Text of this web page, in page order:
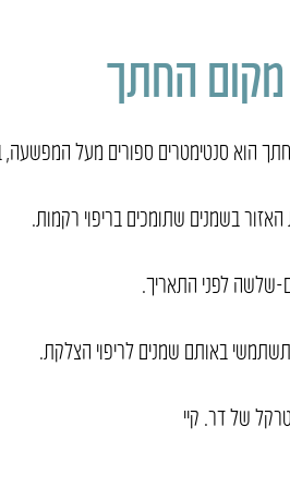
החתך
הוא סנטימטרים ספורים מעל המפשעה,
בשמנים שתומכים בריפוי רקמות.
שלשה לפני התאריך.
באותם שמנים לריפוי הצלקת.
של דר. קיי